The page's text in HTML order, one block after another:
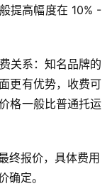
提高幅度在 10% -
关系：知名品牌的
更有优势，收费可
格一般比普通托运
终报价，具体费用
确定。